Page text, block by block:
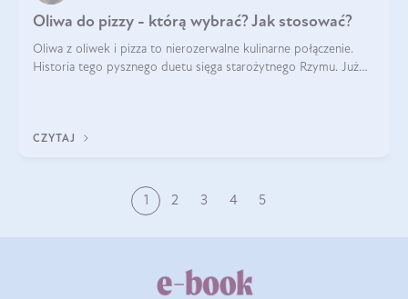
Oliwa do pizzy - którą wybrać? Jak stosować?
Oliwa z oliwek i pizza to nierozerwalne kulinarne połączenie.
Historia tego pysznego duetu sięga starożytnego Rzymu. Już
CZYTAJ
1 2 3 4 5